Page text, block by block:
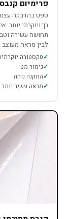
פרימיום
טפט בהדבקה
רך ויוקרתי
תחושה עשירה
לבין מראה מעוצב
טקסטורה
גימור מט
התקנה נוחה
מראה עשיר יותר